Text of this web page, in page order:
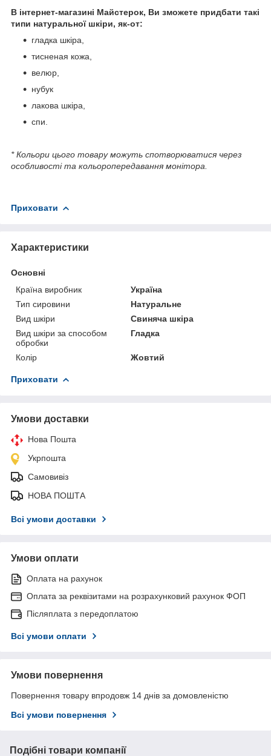
В інтернет-магазині Майстерок, Ви зможете придбати такі
типи натуральної шкіри, як-от:
гладка шкіра,
тисненая кожа,
велюр,
нубук
лакова шкіра,
спи.
* Кольори цього товару можуть спотворюватися через
особливості та кольоропередавання монітора.
Приховати
Характеристики
Основні
Країна виробник
Україна
Тип сировини
Натуральне
Вид шкіри
Свиняча шкіра
Вид шкіри за способом
обробки
Гладка
Колір Жовтий
Приховати
Умови доставки
Нова Пошта
Укрпошта
Самовивіз
НОВА ПОШТА
Всі умови доставки
Умови оплати
Оплата на рахунок
Оплата за реквізитами на розрахунковий рахунок ФОП
Післяплата з передоплатою
Всі умови оплати
Умови повернення
Повернення товару впродовж 14 днів за домовленістю
Всі умови повернення
Подібні товари компанії